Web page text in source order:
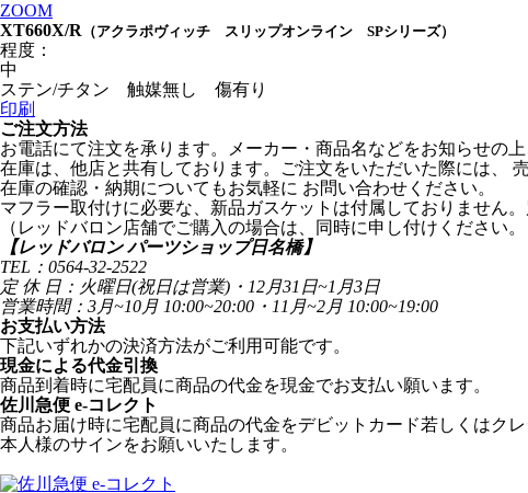
ZOOM
XT660X/R （アクラポヴィッチ スリップオンライン SPシリーズ）
程度：
中
ステン/チタン 触媒無し 傷有り
印刷
ご注文方法
お電話にて注文を承ります。メーカー・商品名などをお知らせの上
在庫は、他店と共有しております。ご注文をいただいた際には、
在庫の確認・納期についてもお気軽に お問い合わせください。
マフラー取付けに必要な、新品ガスケットは付属しておりません。
（レッドバロン店舗でご購入の場合は、同時に申し付けください。
【レッドバロン パーツショップ日名橋】
TEL：0564-32-2522
定 休 日：火曜日(祝日は営業)・12月31日~1月3日
営業時間：3月~10月 10:00~20:00・11月~2月 10:00~19:00
お支払い方法
下記いずれかの決済方法がご利用可能です。
現金による代金引換
商品到着時に宅配員に商品の代金を現金でお支払い願います。
佐川急便 e-コレクト
商品お届け時に宅配員に商品の代金をデビットカード若しくはク
本人様のサインをお願いいたします。